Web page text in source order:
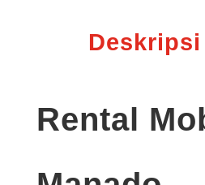
Deskripsi
Rental